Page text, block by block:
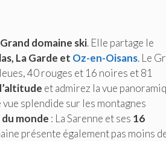
domaine ski. Elle partage le
La Garde et Oz-en-Oisans. Le
40 rouges et 16 noires et 81
et admirez la vue
splendide sur les montagnes
monde : La Sarenne et ses 16
présente également pas moins